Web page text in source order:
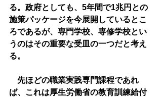
る。政府としても、5年間で1兆円との
施策パッケージを今展開しているとこ
ろであるが、専門学校、専修学校とい
うのはその重要な受皿の一つだと考え
る。
先ほどの職業実践専門課程であれ
ば、これは厚生労働省の教育訓練給付